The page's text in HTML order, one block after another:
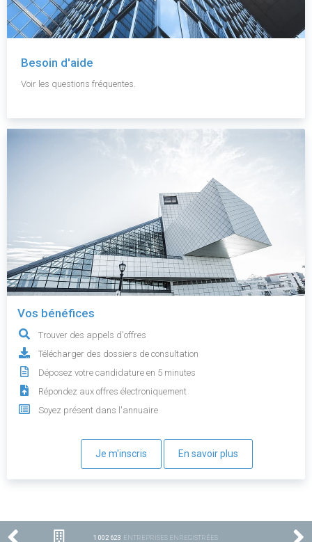
Besoin d'aide
Voir les questions fréquentes.
Vos bénéfices
Trouver des appels d'offres
Télécharger des dossiers de consultation
Déposez votre candidature en 5 minutes
Répondez aux offres électroniquement
Soyez présent dans l'annuaire
Je m'inscris En savoir plus
1 002 623 ENTREPRISES ENREGISTRÉES